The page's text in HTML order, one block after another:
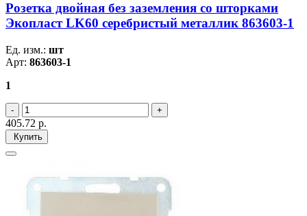
Розетка двойная без заземления со шторками
Экопласт LK60 серебристый металлик 863603-1
Ед. изм.: шт
Арт: 863603-1
1
405.72 р.
Купить